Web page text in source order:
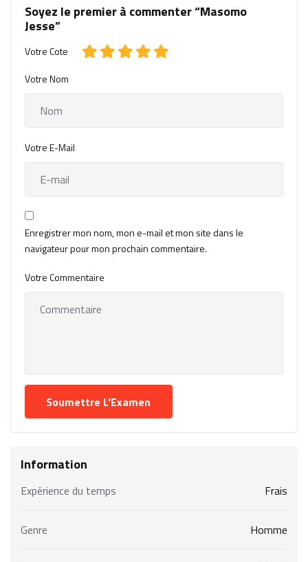
Soyez le premier à commenter “Masomo
Jesse”
Votre Cote
Votre Nom
Votre E-Mail
Enregistrer mon nom, mon e-mail et mon site dans le
navigateur pour mon prochain commentaire.
Votre Commentaire
Information
Expérience du temps Frais
Genre Homme